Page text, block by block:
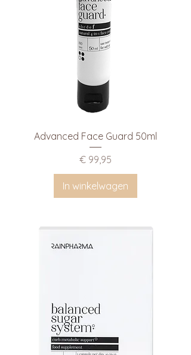
Advanced Face Guard 50ml
Prijs
€ 99,95
In winkelwagen